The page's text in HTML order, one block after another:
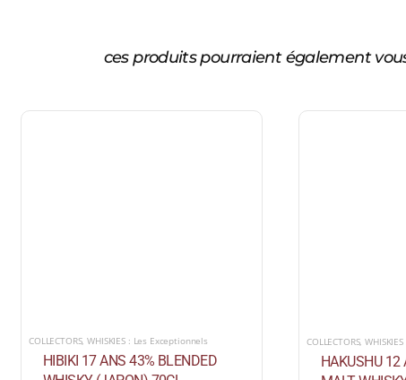
ces produits pourraient également
COLLECTORS,WHISKIES : Les Exceptionnels
HIBIKI 17 ANS 43% BLENDED
COLLECTORS,
HAKUSHU 12